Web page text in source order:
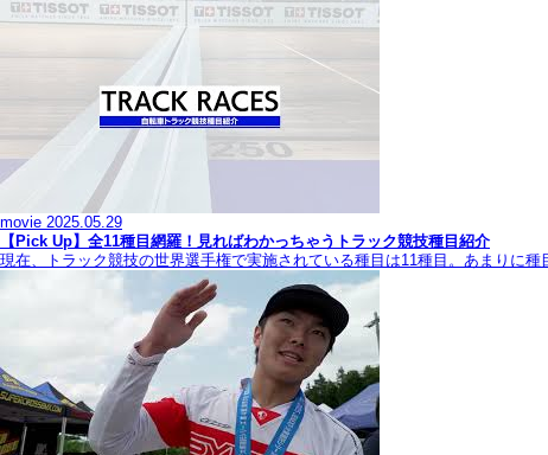
movie 2025.05.29
【Pick Up】全11種目網羅！見ればわかっちゃうトラック競技種目紹介
現在、トラック競技の世界選手権で実施されている種目は11種目。あまりに